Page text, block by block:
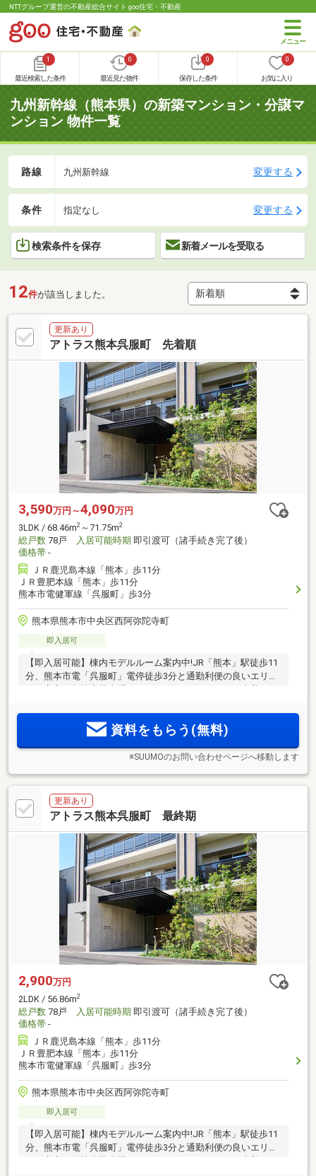
NTTグループ運営の不動産総合サイト goo住宅・不動産
1
最近検索した条件
0
最近見た物件
0
保存した条件
0
お気に入り
九州新幹線（熊本県）の新築マンション・分譲マ
ンション 物件一覧
路線 九州新幹線 変更する
条件 指定なし 変更する
検索条件を保存 新着メールを受取る
12件が該当しました。
更新あり
アトラス熊本呉服町 先着順
3,590万円～4,090万円
3LDK / 68.46m2 ～71.75m2
総戸数 78戸 入居可能時期 即引渡可（諸手続き完了後）
価格帯 -
ＪＲ鹿児島本線「熊本」歩11分
ＪＲ豊肥本線「熊本」歩11分
熊本市電健軍線「呉服町」歩3分
熊本県熊本市中央区西阿弥陀寺町
即入居可
【即入居可能】棟内モデルルーム案内中!JR「熊本」駅徒歩11
分、熊本市電「呉服町」電停徒歩3分と通勤利便の良いエリ
資料をもらう(無料)
※SUUMOのお問い合わせページへ移動します
更新あり
アトラス熊本呉服町 最終期
2,900万円
2LDK / 56.86m2
総戸数 78戸 入居可能時期 即引渡可（諸手続き完了後）
価格帯 -
ＪＲ鹿児島本線「熊本」歩11分
ＪＲ豊肥本線「熊本」歩11分
熊本市電健軍線「呉服町」歩3分
熊本県熊本市中央区西阿弥陀寺町
即入居可
【即入居可能】棟内モデルルーム案内中!JR「熊本」駅徒歩11
分、熊本市電「呉服町」電停徒歩3分と通勤利便の良いエリ